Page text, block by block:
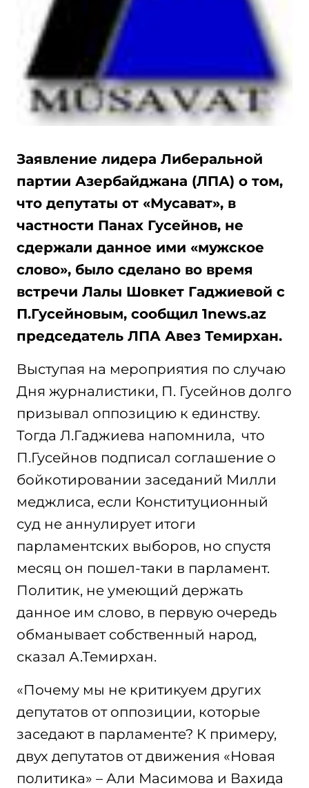
Заявление лидера Либеральной
партии Азербайджана (ЛПА) о том,
что депутаты от «Мусават», в
частности Панах Гусейнов, не
сдержали данное ими «мужское
слово», было сделано во время
встречи Лалы Шовкет Гаджиевой с
П.Гусейновым, сообщил 1news.az
председатель ЛПА Авез Темирхан.
Выступая на мероприятия по случаю
Дня журналистики, П. Гусейнов долго
призывал оппозицию к единству.
Тогда Л.Гаджиева напомнила, что
П.Гусейнов подписал соглашение о
бойкотировании заседаний Милли
меджлиса, если Конституционный
суд не аннулирует итоги
парламентских выборов, но спустя
месяц он пошел-таки в парламент.
Политик, не умеющий держать
данное им слово, в первую очередь
обманывает собственный народ,
сказал А.Темирхан.
«Почему мы не критикуем других
депутатов от оппозиции, которые
заседают в парламенте? К примеру,
двух депутатов от движения «Новая
политика» – Али Масимова и Вахида